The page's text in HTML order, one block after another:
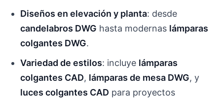
Diseños en elevación y planta: desde
candelabros DWG hasta modernas lámparas
colgantes DWG.
Variedad de estilos: incluye lámparas
colgantes CAD, lámparas de mesa DWG, y
luces colgantes CAD para proyectos